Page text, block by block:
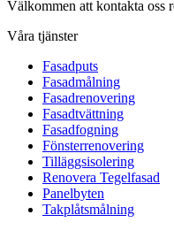
Välkommen att kontakta oss
Våra tjänster
Fasadputs
Fasadmålning
Fasadrenovering
Fasadtvättning
Fasadfogning
Fönsterrenovering
Tilläggsisolering
Renovera Tegelfasad
Panelbyten
Takplåtsmålning